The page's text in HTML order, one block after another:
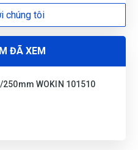
chúng tôi
ĐÃ XEM
250mm WOKIN 101510